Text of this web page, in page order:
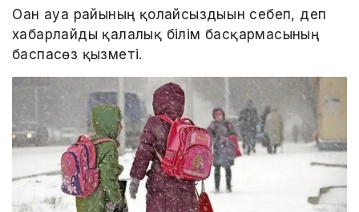
Оған ауа райының қолайсыздығын себеп, деп
хабарлайды қалалық білім басқармасының
баспасөз қызметі.